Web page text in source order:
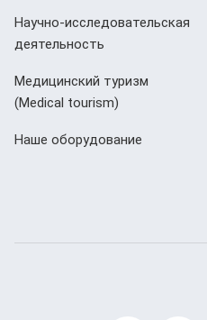
Научно-исследовательская
деятельность
Медицинский туризм
(Мedical tourism)
Наше оборудование